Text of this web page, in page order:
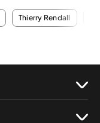
Thierry Rendall